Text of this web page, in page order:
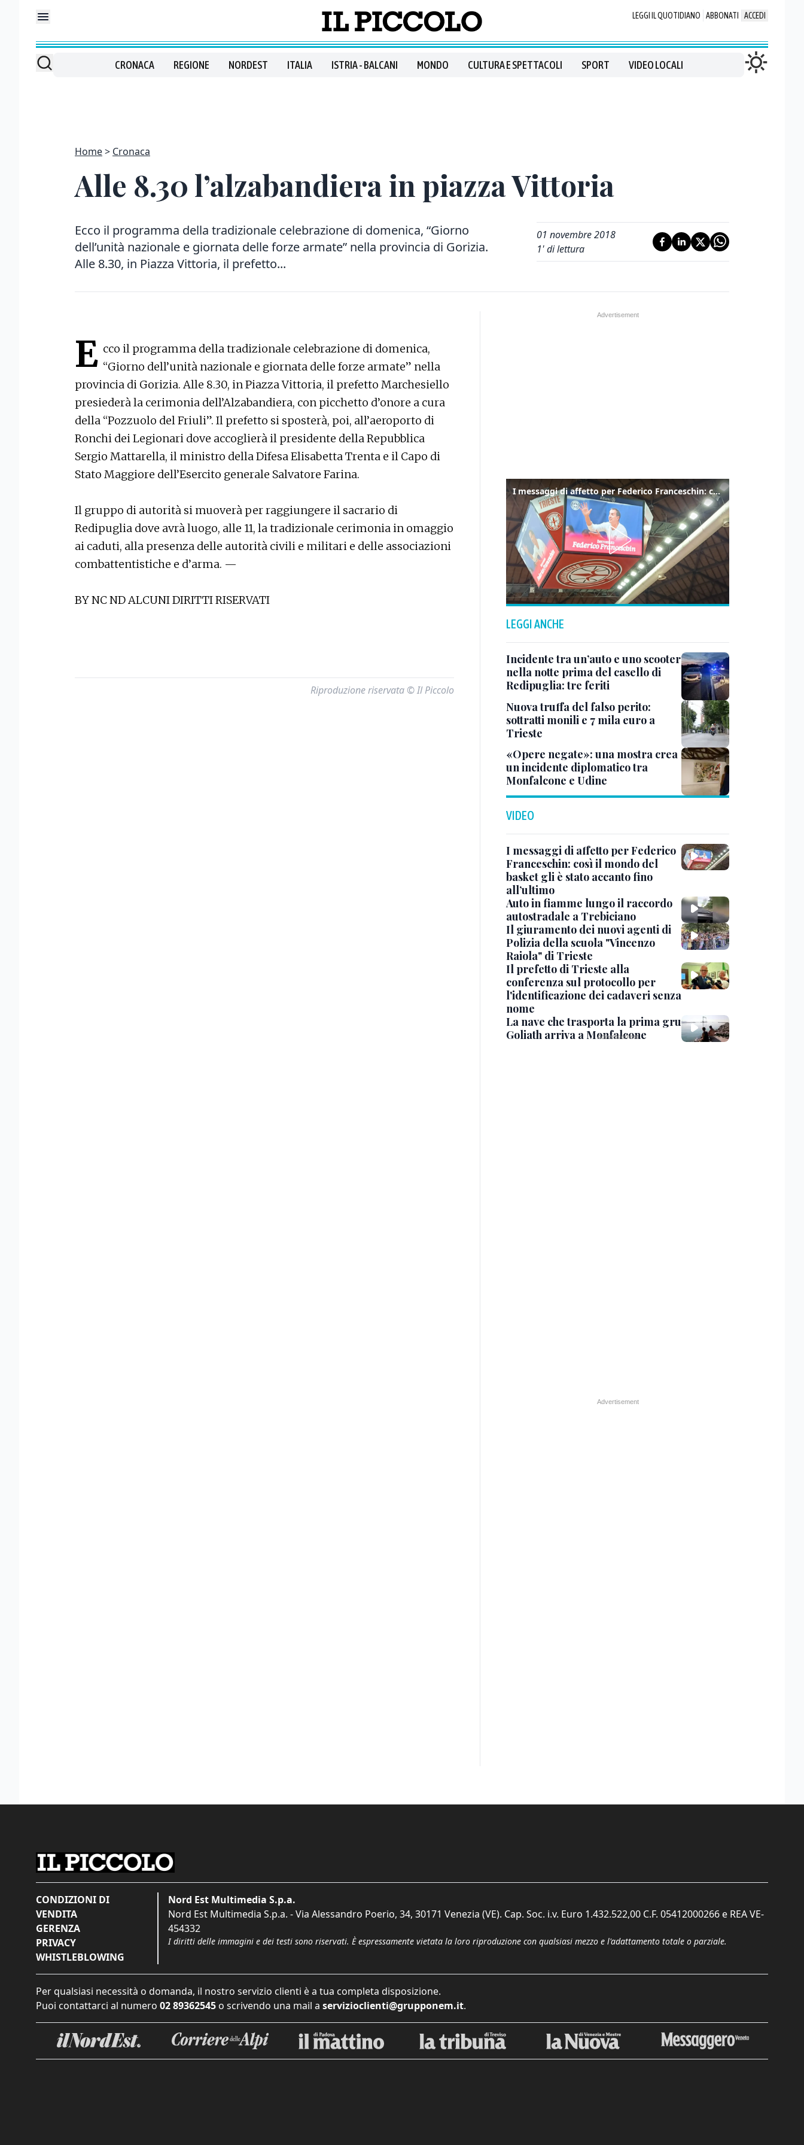
LEGGI IL QUOTIDIANO ABBONATI ACCEDI
CRONACA REGIONE NORDEST ITALIA ISTRIA - BALCANI MONDO CULTURA E SPETTACOLI SPORT VIDEO LOCALI
Home Cronaca
Alle 8.30 l’alzabandiera in piazza Vittoria
Ecco il programma della tradizionale celebrazione di domenica, “Giorno
dell’unità nazionale e giornata delle forze armate” nella provincia di Gorizia.
Alle 8.30, in Piazza Vittoria, il prefetto...
01 novembre 2018
1' di lettura
E cco il programma della tradizionale celebrazione di domenica,
“Giorno dell’unità nazionale e giornata delle forze armate” nella
provincia di Gorizia. Alle 8.30, in Piazza Vittoria, il prefetto Marchesiello
presiederà la cerimonia dell’Alzabandiera, con picchetto d’onore a cura
della “Pozzuolo del Friuli”. Il prefetto si sposterà, poi, all’aeroporto di
Ronchi dei Legionari dove accoglierà il presidente della Repubblica
Sergio Mattarella, il ministro della Difesa Elisabetta Trenta e il Capo di
Stato Maggiore dell’Esercito generale Salvatore Farina.
Il gruppo di autorità si muoverà per raggiungere il sacrario di
Redipuglia dove avrà luogo, alle 11, la tradizionale cerimonia in omaggio
ai caduti, alla presenza delle autorità civili e militari e delle associazioni
combattentistiche e d’arma. —
BY NC ND ALCUNI DIRITTI RISERVATI
Riproduzione riservata © Il Piccolo
I messaggi di affetto per Federico Franceschin: così il mondo del basket gli è stato accanto fino all’ultimo
LEGGI ANCHE
Incidente tra un’auto e uno scooter
nella notte prima del casello di
Redipuglia: tre feriti
Nuova truffa del falso perito:
sottratti monili e 7 mila euro a
Trieste
«Opere negate»: una mostra crea
un incidente diplomatico tra
Monfalcone e Udine
VIDEO
I messaggi di affetto per Federico
Franceschin: così il mondo del
basket gli è stato accanto fino
all’ultimo
Auto in fiamme lungo il raccordo
autostradale a Trebiciano
Il giuramento dei nuovi agenti di
Polizia della scuola "Vincenzo
Raiola" di Trieste
Il prefetto di Trieste alla
conferenza sul protocollo per
l'identificazione dei cadaveri senza
nome
La nave che trasporta la prima gru
Goliath arriva a Monfalcone
CONDIZIONI DI
VENDITA
GERENZA
PRIVACY
WHISTLEBLOWING
Nord Est Multimedia S.p.a.
Nord Est Multimedia S.p.a. - Via Alessandro Poerio, 34, 30171 Venezia (VE). Cap. Soc. i.v. Euro 1.432.522,00 C.F. 05412000266 e REA VE-
454332
I diritti delle immagini e dei testi sono riservati. È espressamente vietata la loro riproduzione con qualsiasi mezzo e l'adattamento totale o parziale.
Per qualsiasi necessità o domanda, il nostro servizio clienti è a tua completa disposizione.
Puoi contattarci al numero 02 89362545 o scrivendo una mail a servizioclienti@grupponem.it.